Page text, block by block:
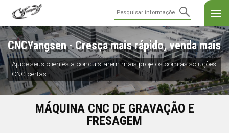
CNCYangsen - Cresça mais rápido, venda mais
Ajude seus clientes a conquistarem mais projetos com as soluções
CNC certas.
MÁQUINA CNC DE GRAVAÇÃO E
FRESAGEM